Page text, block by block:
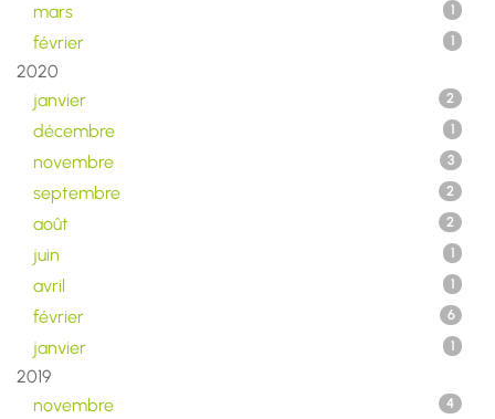
mars 1
février 1
2020
janvier
2
décembre 1
novembre 3
septembre 2
août 2
juin 1
avril 1
février 6
janvier 1
2019
novembre
4